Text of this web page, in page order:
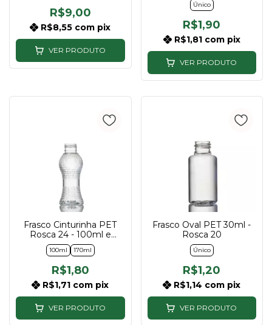
R$9,00
R$8,55 com pix
VER PRODUTO
Único
R$1,90
R$1,81 com pix
VER PRODUTO
Frasco Cinturinha PET
Rosca 24 - 100ml e
170ml
100ml 170ml
R$1,80
R$1,71 com pix
VER PRODUTO
Frasco Oval PET 30ml -
Rosca 20
Único
R$1,20
R$1,14 com pix
VER PRODUTO